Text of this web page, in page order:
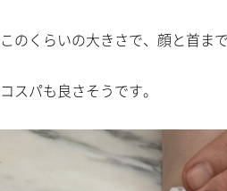
このくらいの大きさで、顔と首ま
コスパも良さそうです。